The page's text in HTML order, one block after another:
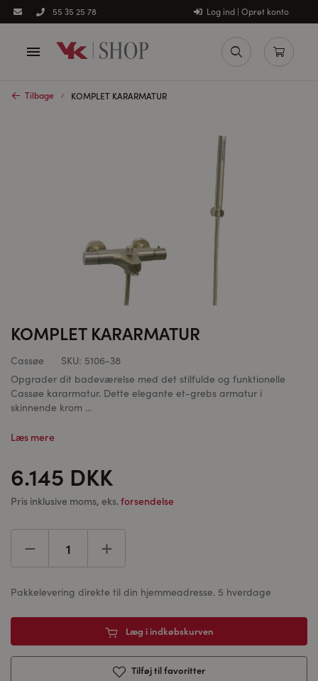
55 35 25 78 Log ind | Opret konto
Tilbage KOMPLET KARARMATUR
KOMPLET KARARMATUR
Cassøe SKU: 5106-38
Opgrader dit badeværelse med det stilfulde og funktionelle
Cassøe kararmatur. Dette elegante et-grebs armatur i
skinnende krom ...
Læs mere
6.145 DKK
Pris inklusive moms, eks.forsendelse
Pakkelevering direkte til din hjemmeadresse. 5 hverdage
Læg i indkøbskurven
Tilføj til favoritter